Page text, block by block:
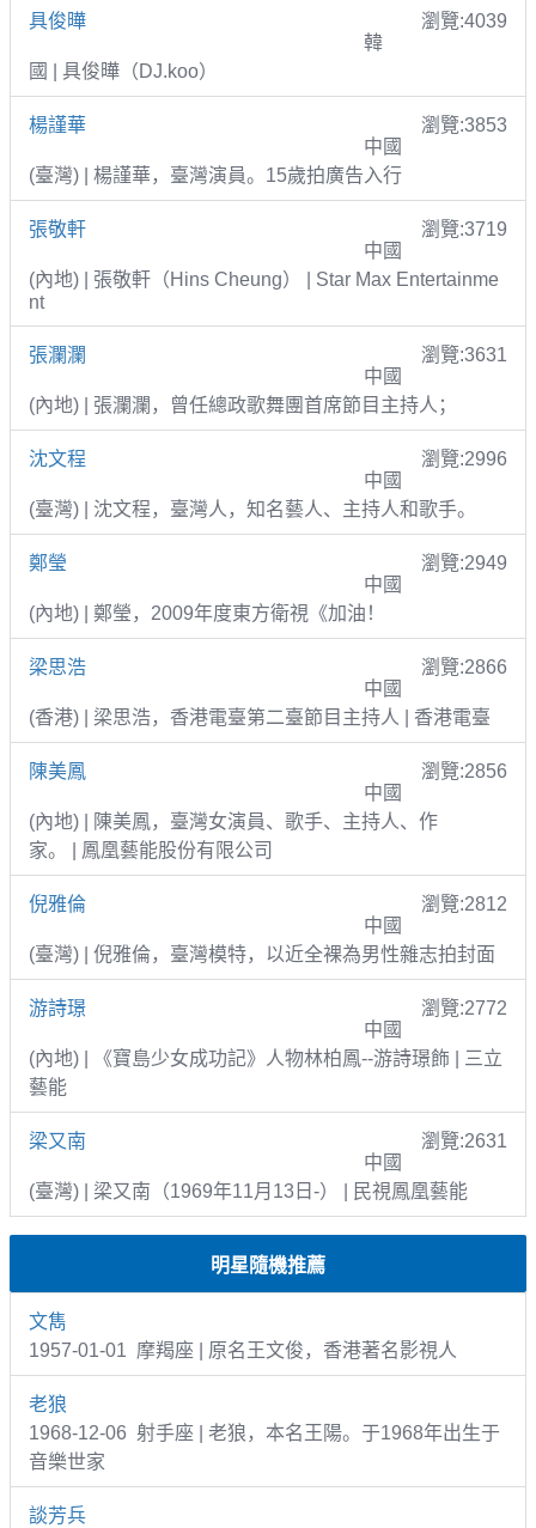
具俊曄
瀏覽:4039
韓
國 | 具俊曄（DJ.koo）
楊謹華
瀏覽:3853
中國
(臺灣) | 楊謹華，臺灣演員。15歲拍廣告入行
張敬軒
瀏覽:3719
中國
(內地) | 張敬軒（Hins Cheung） | Star Max Entertainme
nt
張瀾瀾
瀏覽:3631
中國
(內地) | 張瀾瀾，曾任總政歌舞團首席節目主持人；
沈文程
瀏覽:2996
中國
(臺灣) | 沈文程，臺灣人，知名藝人、主持人和歌手。
鄭瑩
瀏覽:2949
中國
(內地) | 鄭瑩，2009年度東方衛視《加油！
梁思浩
瀏覽:2866
中國
(香港) | 梁思浩，香港電臺第二臺節目主持人 | 香港電臺
陳美鳳
瀏覽:2856
中國
(內地) | 陳美鳳，臺灣女演員、歌手、主持人、作
家。 | 鳳凰藝能股份有限公司
倪雅倫
瀏覽:2812
中國
(臺灣) | 倪雅倫，臺灣模特，以近全裸為男性雜志拍封面
游詩璟
瀏覽:2772
中國
(內地) | 《寶島少女成功記》人物林柏鳳--游詩璟飾 | 三立
藝能
梁又南
瀏覽:2631
中國
(臺灣) | 梁又南（1969年11月13日-） | 民視鳳凰藝能
明星隨機推薦
文雋
1957-01-01 摩羯座 | 原名王文俊，香港著名影視人
老狼
1968-12-06 射手座 | 老狼，本名王陽。于1968年出生于
音樂世家
談芳兵